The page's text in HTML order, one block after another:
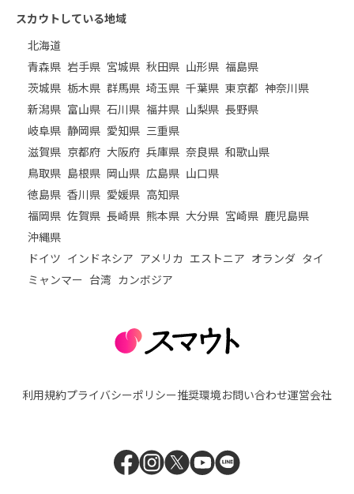
スカウトしている地域
北海道
青森県 岩手県 宮城県 秋田県 山形県 福島県
茨城県 栃木県 群馬県 埼玉県 千葉県 東京都 神奈川県
新潟県 富山県 石川県 福井県 山梨県 長野県
岐阜県 静岡県 愛知県 三重県
滋賀県 京都府 大阪府 兵庫県 奈良県 和歌山県
鳥取県 島根県 岡山県 広島県 山口県
徳島県 香川県 愛媛県 高知県
福岡県 佐賀県 長崎県 熊本県 大分県 宮崎県 鹿児島県
沖縄県
ドイツ インドネシア アメリカ エストニア オランダ タイ
ミャンマー 台湾 カンボジア
利用規約プライバシーポリシー推奨環境お問い合わせ運営会社